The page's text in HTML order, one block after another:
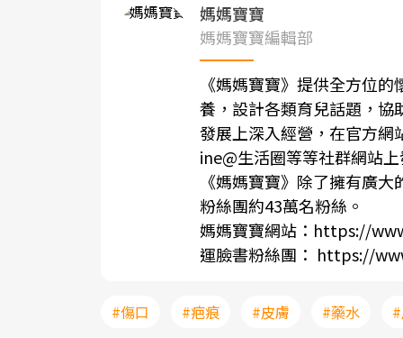
媽媽寶寶
媽媽寶寶編輯部
《媽媽寶寶》提供全方位
養，設計各類育兒話題，協
發展上深入經營，在官方
ine@生活圈等等社群網站
《媽媽寶寶》除了擁有廣
粉絲團約43萬名粉絲。
媽媽寶寶網站：https://
運臉書粉絲團： https://
#傷口 #疤痕 #皮膚 #藥水